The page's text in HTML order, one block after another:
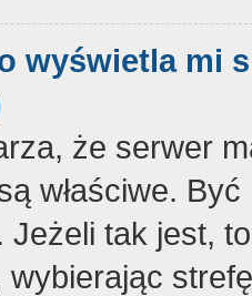
wyświetla mi
że serwer
właściwe.
Jeżeli tak jest,
wybierając